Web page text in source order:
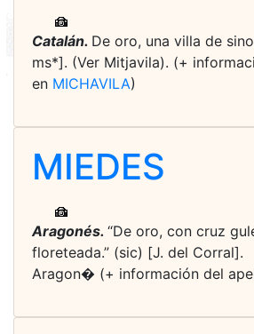
Catalán. De oro, una villa de
ms*]. (Ver Mitjavila). (+
en MICHAVILA)
MIEDES
Aragonés. “De oro, con cruz
floreteada.” (sic) [J. del Corral].
Aragon� (+ información del